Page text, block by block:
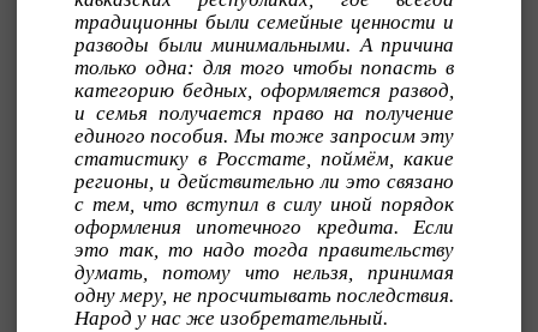
традиционны были семейные ценности и
разводы были минимальными. А причина
только одна: для того чтобы попасть в
категорию бедных, оформляется развод,
и семья получается право на получение
единого пособия. Мы тоже запросим эту
статистику в Росстате, поймём, какие
регионы, и действительно ли это связано
с тем, что вступил в силу иной порядок
оформления ипотечного кредита. Если
это так, то надо тогда правительству
думать, потому что нельзя, принимая
одну меру, не просчитывать последствия.
Народ у нас же изобретательный.